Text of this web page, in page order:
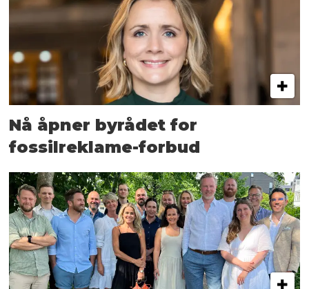
Nå åpner byrådet for
fossilreklame-forbud